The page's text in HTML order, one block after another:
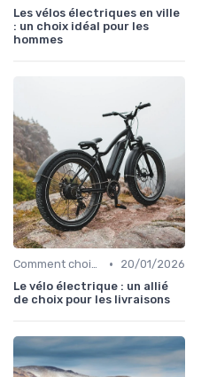
Les vélos électriques en ville
: un choix idéal pour les
hommes
Comment choisir un vélo électrique •
20/01/2026
Le vélo électrique : un allié
de choix pour les livraisons